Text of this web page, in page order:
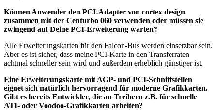
Können Anwender den PCI-Adapter von cortex design
zusammen mit der Centurbo 060 verwenden oder müssen sie
zwingend auf Deine PCI-Erweiterung warten?
Alle Erweiterungskarten für den Falcon-Bus werden einsetzbar sein.
Aber es ist sicher, dass meine PCI-Karte in den Transferraten
achtmal schneller sein wird und außerdem erheblich günstiger ist.
Eine Erweiterungskarte mit AGP- und PCI-Schnittstellen
eignet sich natürlich hervorragend für moderne Grafikkarten.
Gibt es bereits Entwickler, die an Treibern z.B. für schnelle
ATI- oder Voodoo-Grafikkarten arbeiten?